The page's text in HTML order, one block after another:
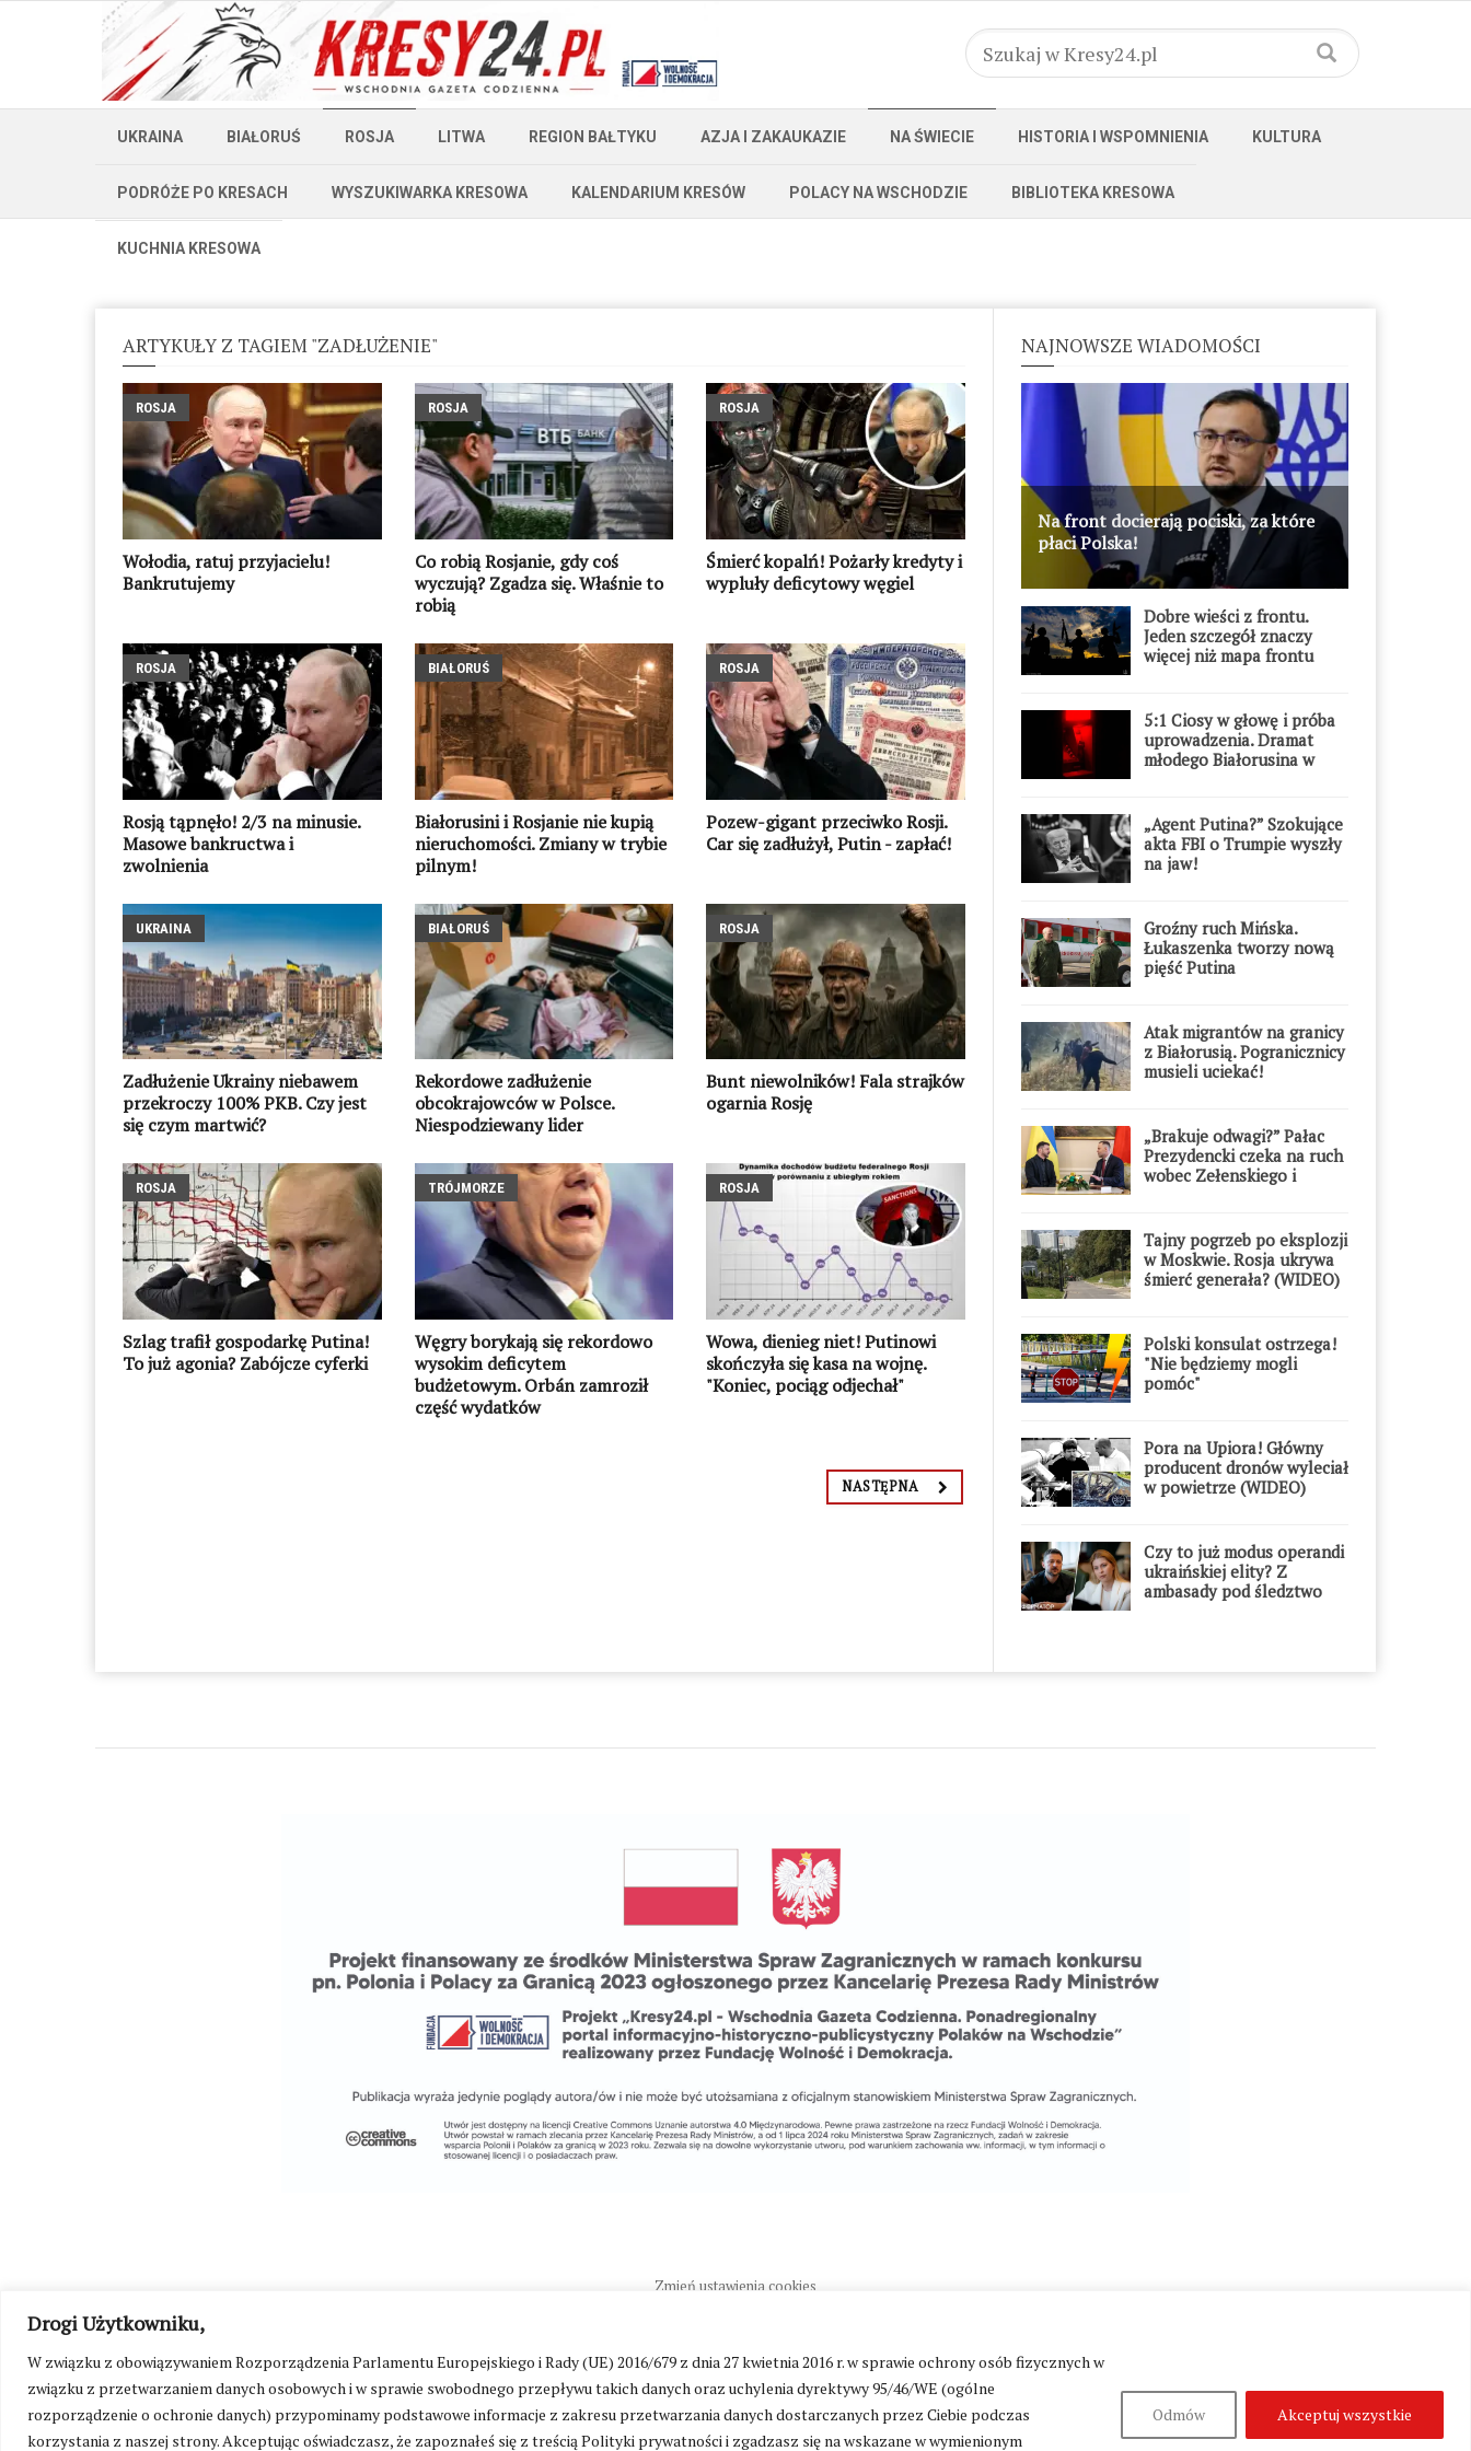
Drogi Użytkowniku,
W związku z obowiązywaniem Rozporządzenia Parlamentu Europejskiego i Rady (UE) 2016/679 z dnia 27 kwietnia 2016 r. w sprawie ochrony osób fizycznych w
związku z przetwarzaniem danych osobowych i w sprawie swobodnego przepływu takich danych oraz uchylenia dyrektywy 95/46/WE (ogólne
rozporządzenie o ochronie danych) przypominamy podstawowe informacje z zakresu przetwarzania danych dostarczanych przez Ciebie podczas
korzystania z naszej strony. Akceptując oświadczasz, że zapoznałeś się z treścią Polityki prywatności i zgadzasz się na wskazane w wymienionym
Odmów Akceptuj wszystkie
UKRAINA BIAŁORUŚ ROSJA LITWA REGION BAŁTYKU AZJA I ZAKAUKAZIE NA ŚWIECIE HISTORIA I WSPOMNIENIA KULTURA
PODRÓŻE PO KRESACH WYSZUKIWARKA KRESOWA KALENDARIUM KRESÓW POLACY NA WSCHODZIE BIBLIOTEKA KRESOWA
KUCHNIA KRESOWA
ARTYKUŁY Z TAGIEM "ZADŁUŻENIE"
ROSJA
Wołodia, ratuj przyjacielu!
Bankrutujemy
ROSJA
Co robią Rosjanie, gdy coś
wyczują? Zgadza się. Właśnie to
robią
ROSJA
Śmierć kopalń! Pożarły kredyty i
wypluły deficytowy węgiel
ROSJA
Rosją tąpnęło! 2/3 na minusie.
Masowe bankructwa i
zwolnienia
BIAŁORUŚ
Białorusini i Rosjanie nie kupią
nieruchomości. Zmiany w trybie
pilnym!
ROSJA
Pozew-gigant przeciwko Rosji.
Car się zadłużył, Putin - zapłać!
UKRAINA
Zadłużenie Ukrainy niebawem
przekroczy 100% PKB. Czy jest
się czym martwić?
BIAŁORUŚ
Rekordowe zadłużenie
obcokrajowców w Polsce.
Niespodziewany lider
ROSJA
Bunt niewolników! Fala strajków
ogarnia Rosję
ROSJA
Szlag trafił gospodarkę Putina!
To już agonia? Zabójcze cyferki
TRÓJMORZE
Węgry borykają się rekordowo
wysokim deficytem
budżetowym. Orbán zamroził
część wydatków
ROSJA
Wowa, dienieg niet! Putinowi
skończyła się kasa na wojnę.
"Koniec, pociąg odjechał"
NASTĘPNA
NAJNOWSZE WIADOMOŚCI
Na front docierają pociski, za które
płaci Polska!
Dobre wieści z frontu.
Jeden szczegół znaczy
więcej niż mapa frontu
5:1 Ciosy w głowę i próba
uprowadzenia. Dramat
młodego Białorusina w
„Agent Putina?” Szokujące
akta FBI o Trumpie wyszły
na jaw!
Groźny ruch Mińska.
Łukaszenka tworzy nową
pięść Putina
Atak migrantów na granicy
z Białorusią. Pogranicznicy
musieli uciekać!
„Brakuje odwagi?” Pałac
Prezydencki czeka na ruch
wobec Zełenskiego i
Tajny pogrzeb po eksplozji
w Moskwie. Rosja ukrywa
śmierć generała? (WIDEO)
Polski konsulat ostrzega!
"Nie będziemy mogli
pomóc"
Pora na Upiora! Główny
producent dronów wyleciał
w powietrze (WIDEO)
Czy to już modus operandi
ukraińskiej elity? Z
ambasady pod śledztwo
Zmień ustawienia cookies
©Kresy24.pl2026. Wszelkie Prawa Zastrzeżone.O nas i Kontakt|Polityka prywatności Produkcja: